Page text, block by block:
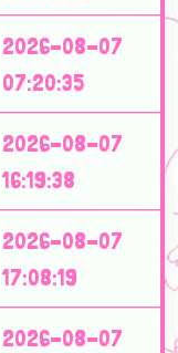
2026-08-07
07:20:35
2026-08-07
16:19:38
2026-08-07
17:08:19
2026-08-07